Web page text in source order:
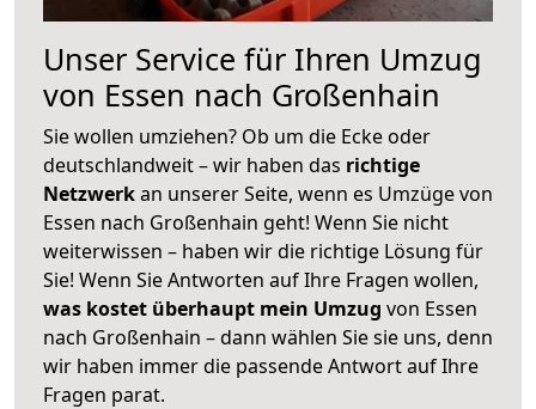
Unser Service für Ihren Umzug
von Essen nach Großenhain
Sie wollen umziehen? Ob um die Ecke oder
deutschlandweit – wir haben das richtige
Netzwerkan unserer Seite, wenn es Umzüge von
Essen nach Großenhain geht! Wenn Sie nicht
weiterwissen – haben wir die richtige Lösung für
Sie! Wenn Sie Antworten auf Ihre Fragen wollen,
was kostet überhaupt mein Umzug von Essen
nach Großenhain – dann wählen Sie sie uns, denn
wir haben immer die passende Antwort auf Ihre
Fragen parat.